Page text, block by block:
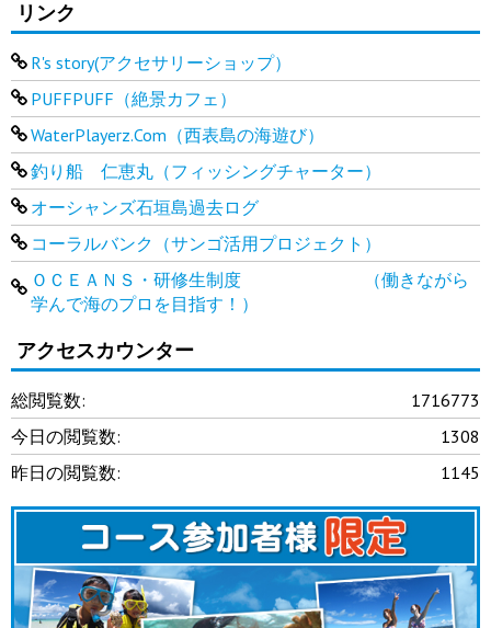
リンク
R's story(アクセサリーショップ）
PUFFPUFF（絶景カフェ）
WaterPlayerz.Com（西表島の海遊び）
釣り船 仁恵丸（フィッシングチャーター）
オーシャンズ石垣島過去ログ
コーラルバンク（サンゴ活用プロジェクト）
ＯＣＥＡＮＳ・研修生制度 （働きながら
学んで海のプロを目指す！）
アクセスカウンター
1716773
総閲覧数:
1308
今日の閲覧数:
1145
昨日の閲覧数: